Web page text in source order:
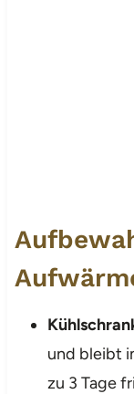
und bleibt
zu 3 Tage